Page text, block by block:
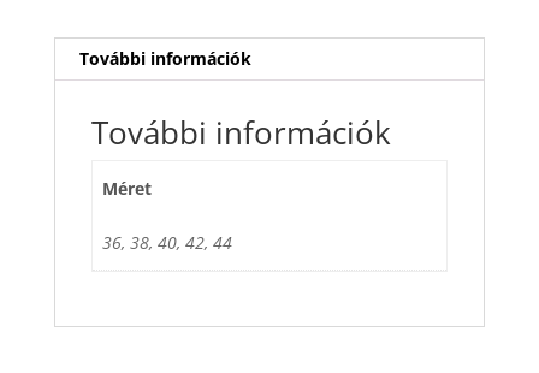
További információk
További információk
Méret
36, 38, 40, 42, 44